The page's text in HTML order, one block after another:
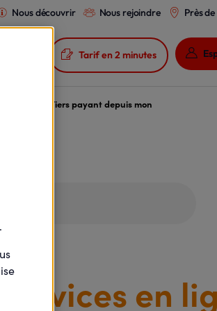
Nous découvrir Nous rejoindre Près
 Tarif en 2 minutes 
carte de Tiers payant depuis mon
en